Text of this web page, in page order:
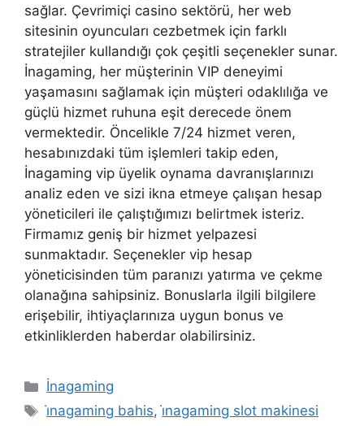
sağlar. Çevrimiçi casino sektörü, her web
sitesinin oyuncuları cezbetmek için farklı
stratejiler kullandığı çok çeşitli seçenekler sunar.
İnagaming, her müşterinin VIP deneyimi
yaşamasını sağlamak için müşteri odaklılığa ve
güçlü hizmet ruhuna eşit derecede önem
vermektedir. Öncelikle 7/24 hizmet veren,
hesabınızdaki tüm işlemleri takip eden,
İnagaming vip üyelik oynama davranışlarınızı
analiz eden ve sizi ikna etmeye çalışan hesap
yöneticileri ile çalıştığımızı belirtmek isteriz.
Firmamız geniş bir hizmet yelpazesi
sunmaktadır. Seçenekler vip hesap
yöneticisinden tüm paranızı yatırma ve çekme
olanağına sahipsiniz. Bonuslarla ilgili bilgilere
erişebilir, ihtiyaçlarınıza uygun bonus ve
etkinliklerden haberdar olabilirsiniz.
Kategoriler
İnagaming
Etiketler
i̇nagaming bahis,i̇nagaming slot makinesi